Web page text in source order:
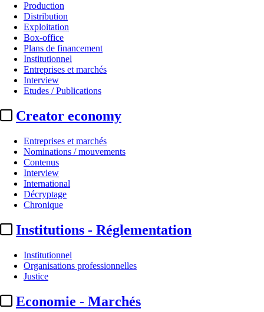
Production
Distribution
Exploitation
Box-office
Plans de financement
Institutionnel
Entreprises et marchés
Interview
Etudes / Publications
Creator economy
Entreprises et marchés
Nominations / mouvements
Contenus
Interview
International
Décryptage
Chronique
Institutions - Réglementation
Institutionnel
Organisations professionnelles
Justice
Economie - Marchés
Etudes / Publications
Ecrans et enfants :
Actualité n° 321974| Publié le 17 juin 2025 18:16
...